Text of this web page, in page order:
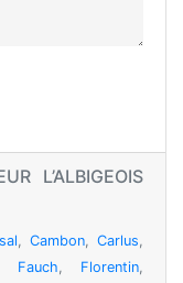
L’ALBIGEOIS
, Cambon, Carlus,
Fauch, Florentin,